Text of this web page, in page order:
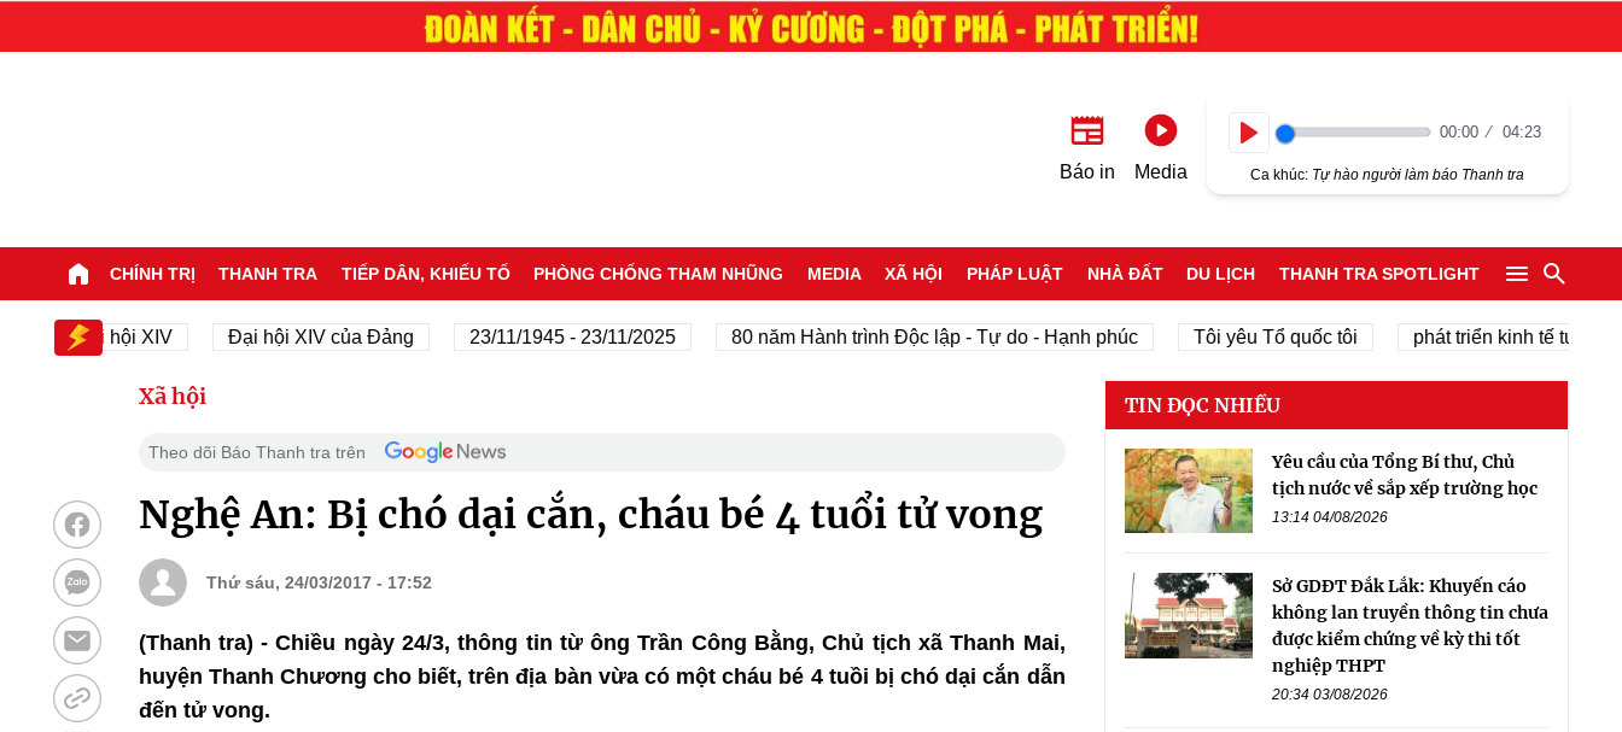
Báo in Media
00:00 04:23
Ca khúc: Tự hào người làm báo Thanh tra
CHÍNH TRỊ THANH TRA TIẾP DÂN, KHIẾU TỐ PHÒNG CHỐNG THAM NHŨNG MEDIA XÃ HỘI PHÁP LUẬT NHÀ ĐẤT DU LỊCH THANH TRA SPOTLIGHT
Đại hội XIV Đại hội XIV của Đảng 23/11/1945 - 23/11/2025 80 năm Hành trình Độc lập - Tự do - Hạnh phúc Tôi yêu Tổ quốc tôi phát triển kinh tế tư nhân
Xã hội
Theo dõi Báo Thanh tra trên
Nghệ An: Bị chó dại cắn, cháu bé 4 tuổi tử vong
Thứ sáu, 24/03/2017 - 17:52
(Thanh tra) - Chiều ngày 24/3, thông tin từ ông Trần Công Bằng, Chủ tịch xã Thanh Mai,
huyện Thanh Chương cho biết, trên địa bàn vừa có một cháu bé 4 tuồi bị chó dại cắn dẫn
đến tử vong.
TIN ĐỌC NHIỀU
Yêu cầu của Tổng Bí thư, Chủ
tịch nước về sắp xếp trường học
13:14 04/08/2026
Sở GDĐT Đắk Lắk: Khuyến cáo
không lan truyền thông tin chưa
được kiểm chứng về kỳ thi tốt
nghiệp THPT
20:34 03/08/2026